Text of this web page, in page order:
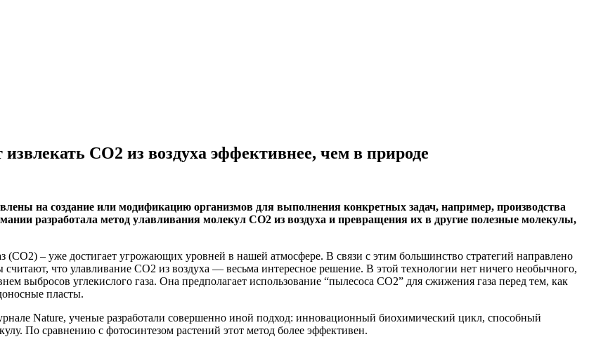
CO2 из воздуха эффективнее, чем в природе
на создание или модификацию организмов для выполнения конкретных задач, например, производства
разработала метод улавливания молекул CO2 из воздуха и превращения их в другие полезные молекулы,
– уже достигает угрожающих уровней в нашей атмосфере. В связи с этим большинство стратегий направлено
что улавливание CO2 из воздуха — весьма интересное решение. В этой технологии нет ничего необычного,
выбросов углекислого газа. Она предполагает использование “пылесоса CO2” для сжижения газа перед тем, как
пласты.
Nature, ученые разработали совершенно иной подход: инновационный биохимический цикл, способный
По сравнению с фотосинтезом растений этот метод более эффективен.